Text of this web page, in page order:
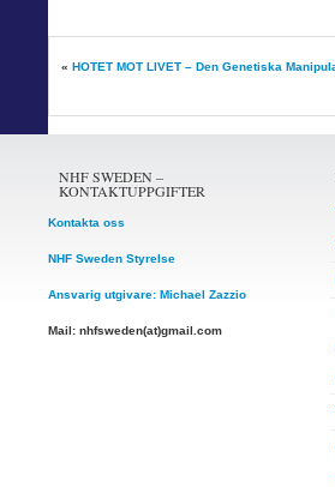
« HOTET MOT LIVET – Den Genetiska
NHF SWEDEN –
KONTAKTUPPGIFTER
Kontakta oss
NHF Sweden Styrelse
Ansvarig utgivare: Michael Zazzio
Mail: nhfsweden(at)gmail.com